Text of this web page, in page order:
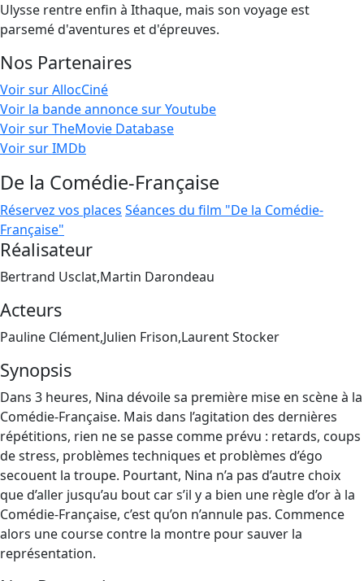
Ulysse rentre enfin à Ithaque, mais son voyage est
parsemé d'aventures et d'épreuves.
Nos Partenaires
Voir sur AllocCiné
Voir la bande annonce sur Youtube
Voir sur TheMovie Database
Voir sur IMDb
De la Comédie-Française
Réservez vos places Séances du film "De la Comédie-
Française"
Réalisateur
Bertrand Usclat,Martin Darondeau
Acteurs
Pauline Clément,Julien Frison,Laurent Stocker
Synopsis
Dans 3 heures, Nina dévoile sa première mise en scène à la
Comédie-Française. Mais dans l’agitation des dernières
répétitions, rien ne se passe comme prévu : retards, coups
de stress, problèmes techniques et problèmes d’égo
secouent la troupe. Pourtant, Nina n’a pas d’autre choix
que d’aller jusqu’au bout car s’il y a bien une règle d’or à la
Comédie-Française, c’est qu’on n’annule pas. Commence
alors une course contre la montre pour sauver la
représentation.